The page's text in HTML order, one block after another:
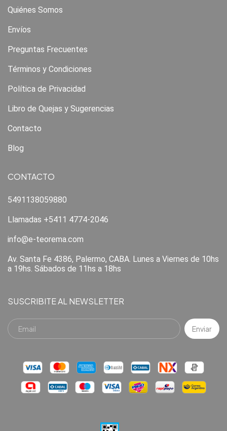
Quiénes Somos
Envíos
Preguntas Frecuentes
Términos y Condiciones
Política de Privacidad
Libro de Quejas y Sugerencias
Contacto
Blog
CONTACTO
5491138059880
Llamadas +5411 4774-2046
info@e-teorema.com
Av. Santa Fe 4386, Palermo, CABA. Lunes a Viernes de 10hs
a 19hs. Sábados de 11hs a 18hs
SUSCRIBITE AL NEWSLETTER